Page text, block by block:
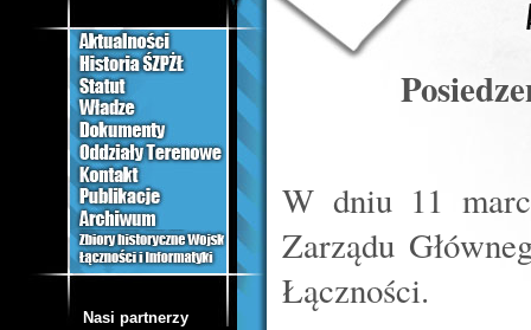
Nasi partnerzy
W dniu 11
Zarządu
Łączności.